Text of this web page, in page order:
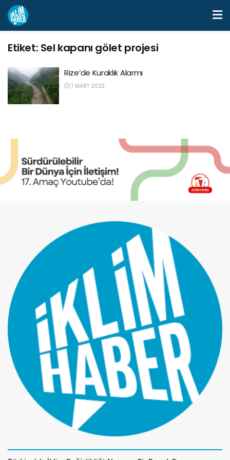
Etiket: Sel kapanı gölet projesi
Rize’de Kuraklık Alarmı
7 MART 2023